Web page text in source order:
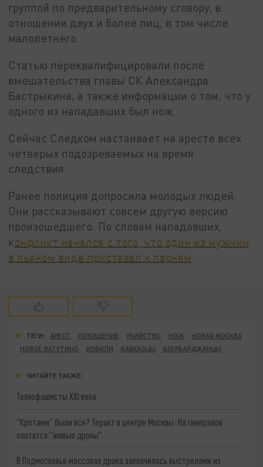
группой по предварительному сговору, в
отношении двух и более лиц, в том числе
малолетнего.
Статью переквалифицировали после
вмешательства главы СК Александра
Бастрыкина, а также информации о том, что у
одного из нападавших был нож.
Сейчас Следком настаивает на аресте всех
четверых подозреваемых на время
следствия.
Ранее полиция допросила молодых людей.
Они рассказывают совсем другую версию
произошедшего. По словам нападавших,
конфликт начался с того, что один из мужчин
в пьяном виде приставал к парням
ТЕГИ: АРЕСТ ПОКУШЕНИЕ УБИЙСТВО НОЖ
НОВАЯ МОСКВА
НОВОЕ ВАТУТИНО
ИЗБИЛИ КАВКАЗЦЫ АЗЕРБАЙДЖАНЦЫ
ЧИТАЙТЕ ТАКЖЕ:
Технофашисты XXI века
"Кротами" были все? Теракт в центре Москвы: На генералов
охотятся "живые дроны"
В Подмосковье массовая драка закончилась выстрелами из